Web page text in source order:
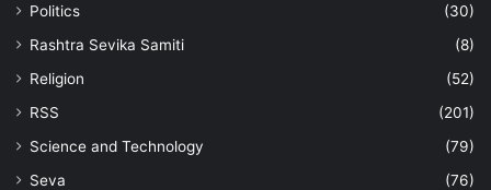
Politics
(30)
Rashtra Sevika Samiti
(8)
Religion
(52)
RSS
(201)
Science and Technology
(79)
Seva
(76)